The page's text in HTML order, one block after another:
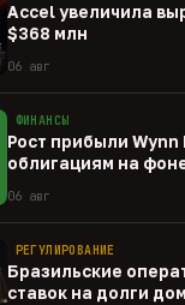
Accel увеличила
$368 млн
06 авг
ФИНАНСЫ
Рост прибыли
облигациям на
06 авг
РЕГУЛИРОВАНИЕ
Бразильские
ставок на долги